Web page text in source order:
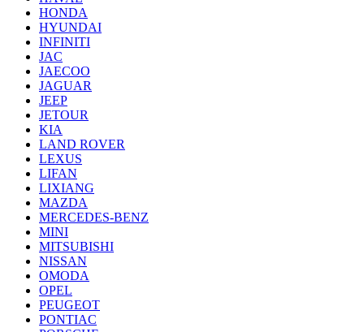
HONDA
HYUNDAI
INFINITI
JAC
JAECOO
JAGUAR
JEEP
JETOUR
KIA
LAND ROVER
LEXUS
LIFAN
LIXIANG
MAZDA
MERCEDES-BENZ
MINI
MITSUBISHI
NISSAN
OMODA
OPEL
PEUGEOT
PONTIAC